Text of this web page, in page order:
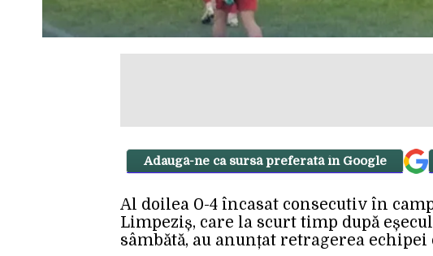
Adaugă-ne ca sursă preferată în Google
Al doilea 0-4 încasat consecutiv în
Limpeziș, care la scurt timp după
sâmbătă, au anunțat retragerea echipei